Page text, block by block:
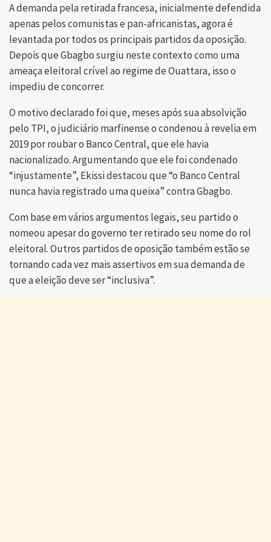
A demanda pela retirada francesa, inicialmente defendida
apenas pelos comunistas e pan-africanistas, agora é
levantada por todos os principais partidos da oposição.
Depois que Gbagbo surgiu neste contexto como uma
ameaça eleitoral crível ao regime de Ouattara, isso o
impediu de concorrer.
O motivo declarado foi que, meses após sua absolvição
pelo TPI, o judiciário marfinense o condenou à revelia em
2019 por roubar o Banco Central, que ele havia
nacionalizado. Argumentando que ele foi condenado
“injustamente”, Ekissi destacou que “o Banco Central
nunca havia registrado uma queixa” contra Gbagbo.
Com base em vários argumentos legais, seu partido o
nomeou apesar do governo ter retirado seu nome do rol
eleitoral. Outros partidos de oposição também estão se
tornando cada vez mais assertivos em sua demanda de
que a eleição deve ser “inclusiva”.